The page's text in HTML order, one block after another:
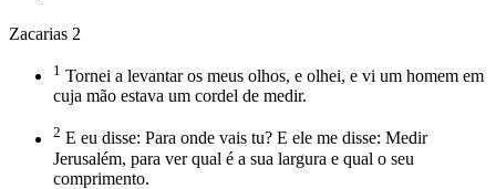
Zacarias 2
1 Tornei a levantar os meus olhos, e olhei, e vi um homem em
cuja mão estava um cordel de medir.
2 E eu disse: Para onde vais tu? E ele me disse: Medir
Jerusalém, para ver qual é a sua largura e qual o seu
comprimento.